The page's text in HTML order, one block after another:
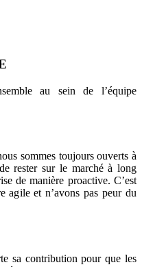
au sein de l’équipe
sommes toujours ouverts à
rester sur le marché à long
de manière proactive. C’est
agile et n’avons pas peur du
sa contribution pour que les